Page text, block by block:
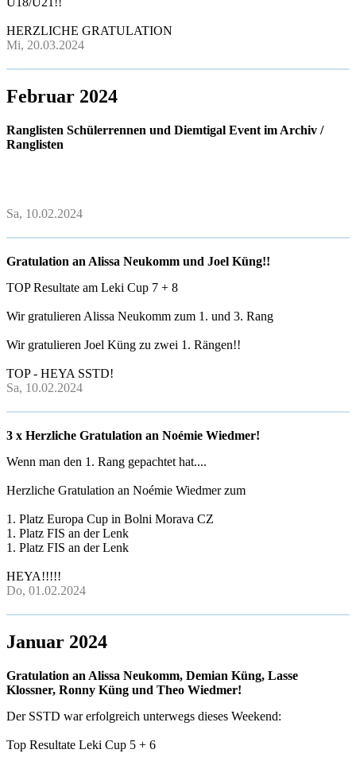
HERZLICHE GRATULATION
Mi, 20.03.2024
Februar 2024
Ranglisten Schülerrennen und Diemtigal Event im Archiv /
Ranglisten
Sa, 10.02.2024
Gratulation an Alissa Neukomm und Joel Küng!!
TOP Resultate am Leki Cup 7 + 8
Wir gratulieren Alissa Neukomm zum 1. und 3. Rang
Wir gratulieren Joel Küng zu zwei 1. Rängen!!
TOP - HEYA SSTD!
Sa, 10.02.2024
3 x Herzliche Gratulation an Noémie Wiedmer!
Wenn man den 1. Rang gepachtet hat....
Herzliche Gratulation an Noémie Wiedmer zum
1. Platz Europa Cup in Bolni Morava CZ
1. Platz FIS an der Lenk
1. Platz FIS an der Lenk
HEYA!!!!!
Do, 01.02.2024
Januar 2024
Gratulation an Alissa Neukomm, Demian Küng, Lasse
Klossner, Ronny Küng und Theo Wiedmer!
Der SSTD war erfolgreich unterwegs dieses Weekend:
Top Resultate Leki Cup 5 + 6